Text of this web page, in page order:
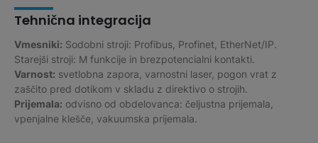
Tehnična integracija
Vmesniki: Sodobni stroji: Profibus, Profinet, EtherNet/IP.
Starejši stroji: M funkcije in brezpotencialni kontakti.
Varnost: svetlobna zapora, varnostni laser, pogon vrat z
zaščito pred dotikom v skladu z direktivo o strojih.
Prijemala: odvisno od obdelovanca: čeljustna prijemala,
vpenjalne klešče, vakuumska prijemala.